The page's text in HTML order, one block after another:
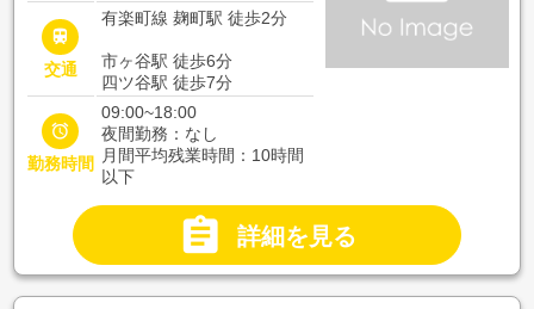

交通
有楽町線 麹町駅 徒歩2分
市ヶ谷駅 徒歩6分
四ツ谷駅 徒歩7分

勤務時間
09:00~18:00
夜間勤務：なし
月間平均残業時間：10時間
以下
 詳細を見る